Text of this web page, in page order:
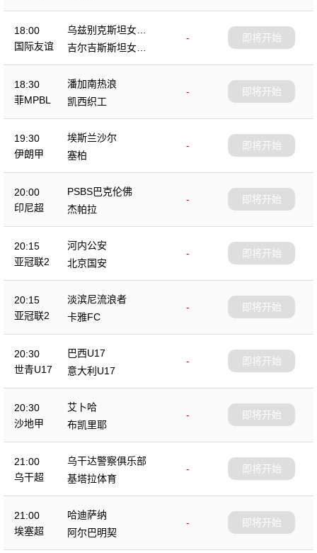
18:00
国际友谊
乌兹别克斯坦女足
U18
-
吉尔吉斯斯坦女足
U18
即将开始
18:30
菲MPBL
潘加南热浪
-
凯西织工
即将开始
19:30
伊朗甲
埃斯兰沙尔
-
塞柏
即将开始
20:00
印尼超
PSBS巴克伦佛
-
杰帕拉
即将开始
20:15
亚冠联2
河内公安
-
北京国安
即将开始
20:15
亚冠联2
淡滨尼流浪者
-
卡雅FC
即将开始
20:30
世青U17
巴西U17
-
意大利U17
即将开始
20:30
沙地甲
艾卜哈
-
布凯里耶
即将开始
21:00
乌干超
乌干达警察俱乐部
-
基塔拉体育
即将开始
21:00
埃塞超
哈迪萨纳
-
阿尔巴明契
即将开始